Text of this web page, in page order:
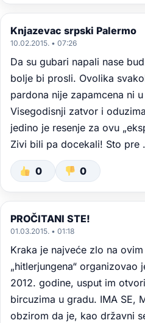
Knjazevac srpski Palermo
10.02.2015. • 07:26
Da su gubari napali nase
bolje bi prosli. Ovolika
pardona nije zapamcena ni
Visegodisnji zatvor i
jedino je resenje za ovu
Zivi bili pa docekali! Sto pre
0 0
PROČITANI STE!
01.03.2015. • 01:18
Kraka je najveće zlo na
„hitlerjungena“
2012. godine, usput im
bircuzima u gradu. IMA SE,
obzirom da je, kao državni